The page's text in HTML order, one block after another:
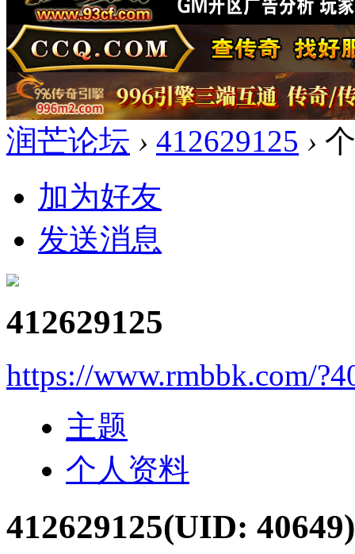
润芒论坛 › 412629125 ›
加为好友
发送消息
412629125
https://www.rmbbk.com/
主题
个人资料
412629125(UID: 40649)